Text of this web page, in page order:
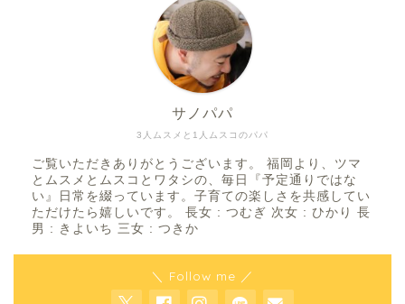
3人ムスメと1人ムスコのパパ
サノパパ
ご覧いただきありがとうございます。 福岡より、ツマ
とムスメとムスコとワタシの、毎日『予定通りではな
い』日常を綴っています。子育ての楽しさを共感してい
ただけたら嬉しいです。 長女 : つむぎ 次女 : ひかり 長
男 : きよいち 三女 : つきか
＼ Follow me ／